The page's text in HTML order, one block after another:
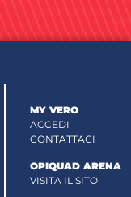
MY VERO
ACCEDI
CONTATTACI
OPIQUAD ARENA
VISITA IL SITO